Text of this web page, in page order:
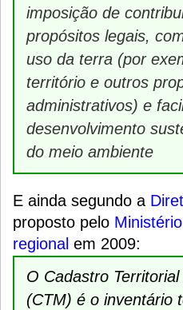
imposição de
propósitos legais,
uso da terra (por
território e outros
administrativos) e
desenvolvimento
do meio ambiente
E ainda segundo a
proposto pelo
regional em 2009:
O Cadastro
(CTM) é o inventário